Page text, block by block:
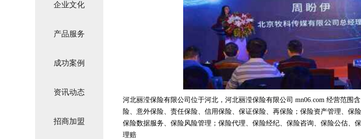
企业文化
产品服务
成功案例
资讯动态
招商加盟
河北丽滢保险有限公司位于河北，河北丽滢保险有限公司 mn06.com 经营范围
险、意外保险、责任保险、信用保险、保证保险、再保险；保险资产管理、保
保险数据服务、保险风险管理；保险代理、保险经纪、保险咨询、保险公估、
理赔